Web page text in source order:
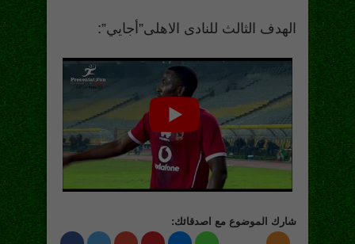
الهدف الثالث للنادى الاهلى”أجايي”:
شارك الموضوع مع اصدقائك: